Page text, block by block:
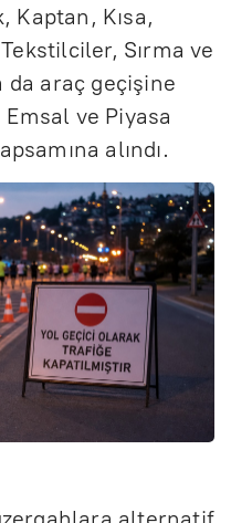
Kaptan, Kısa,
Sırma ve
da araç geçişine
ve Piyasa
alındı.